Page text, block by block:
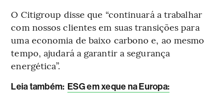
O Citigroup disse que “continuará a trabalhar
com nossos clientes em suas transições para
uma economia de baixo carbono e, ao mesmo
tempo, ajudará a garantir a segurança
energética”.
Leia também: ESG em xeque na Europa: